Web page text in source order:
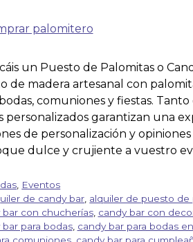
un Puesto de Palomitas o
de madera artesanal con
comuniones y fiestas.
personalizados garantizan una
de personalización y
dulce y crujiente a vuestro
Eventos
de candy bar alquiler de puesto de
bar con chucherías, candy bar con
bar para bodas, candy bar para bodas